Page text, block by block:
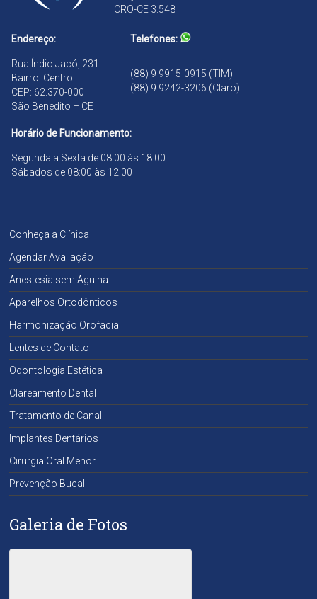
CRO-CE 3.548
Endereço:
Rua Índio Jacó, 231
Bairro: Centro
CEP: 62.370-000
São Benedito – CE
Telefones:
(88) 9 9915-0915 (TIM)
(88) 9 9242-3206 (Claro)
Horário de Funcionamento:
Segunda a Sexta de 08:00 às 18:00
Sábados de 08:00 às 12:00
Conheça a Clínica
Agendar Avaliação
Anestesia sem Agulha
Aparelhos Ortodônticos
Harmonização Orofacial
Lentes de Contato
Odontologia Estética
Clareamento Dental
Tratamento de Canal
Implantes Dentários
Cirurgia Oral Menor
Prevenção Bucal
Galeria de Fotos